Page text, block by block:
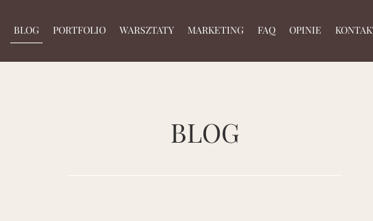
BLOG PORTFOLIO WARSZTATY MARKETING FAQ OPINIE
BLOG